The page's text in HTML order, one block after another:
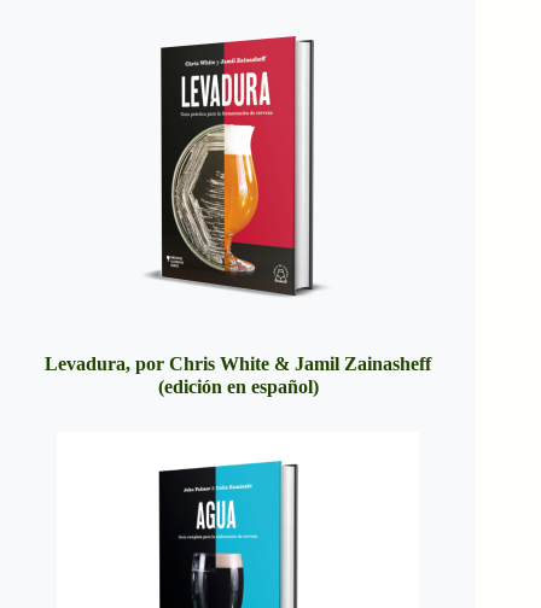
Levadura, por Chris White & Jamil Zainasheff
(edición en español)